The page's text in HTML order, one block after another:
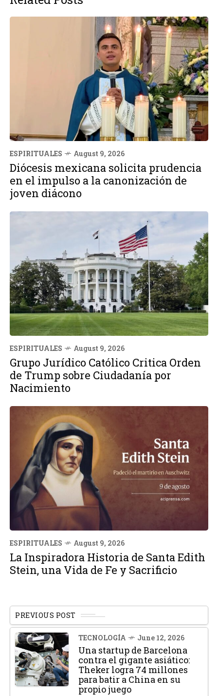
ESPIRITUALES August 9, 2026
Diócesis mexicana solicita prudencia
en el impulso a la canonización de
joven diácono
ESPIRITUALES August 9, 2026
Grupo Jurídico Católico Critica Orden
de Trump sobre Ciudadanía por
Nacimiento
ESPIRITUALES August 9, 2026
La Inspiradora Historia de Santa Edith
Stein, una Vida de Fe y Sacrificio
PREVIOUS POST
TECNOLOGÍA June 12, 2026
Una startup de Barcelona
contra el gigante asiático:
Theker logra 74 millones
para batir a China en su
propio juego